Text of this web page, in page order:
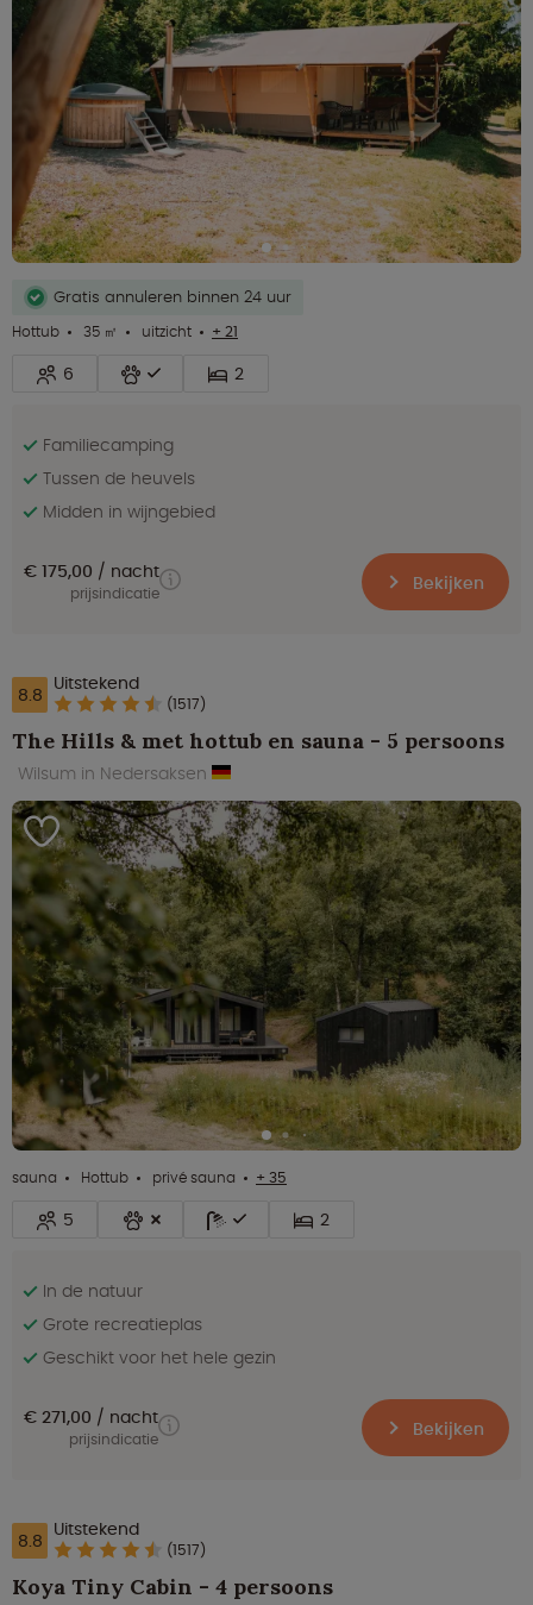
Gratis annuleren binnen 24 uur
Hottub
35 ㎡ uitzicht + 21
6 2
Familiecamping
Tussen de heuvels
Midden in wijngebied
€ 175,00 nacht
prijsindicatie Bekijken
8.8 Uitstekend
(1517)
The Hills & met hottub en sauna - 5 persoons
Wilsum in Nedersaksen
sauna Hottub privé sauna + 35
5 2
In de natuur
Grote recreatieplas
Geschikt voor het hele gezin
€ 271,00 nacht
prijsindicatie Bekijken
8.8 Uitstekend
(1517)
Koya Tiny Cabin - 4 persoons